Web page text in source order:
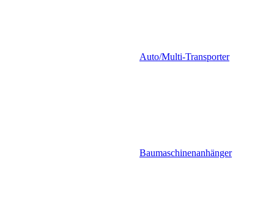
Auto/Multi-Transporter
Baumaschinenanhänger